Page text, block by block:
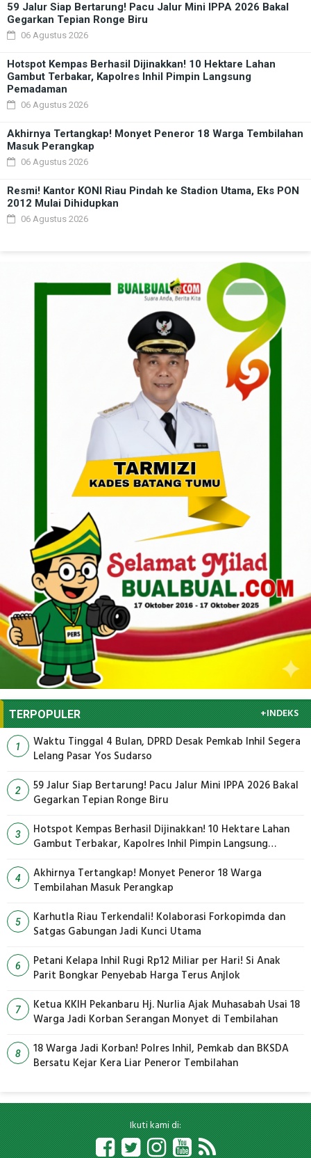
59 Jalur Siap Bertarung! Pacu Jalur Mini IPPA 2026 Bakal
Gegarkan Tepian Ronge Biru
06 Agustus 2026
Hotspot Kempas Berhasil Dijinakkan! 10 Hektare Lahan
Gambut Terbakar, Kapolres Inhil Pimpin Langsung
Pemadaman
06 Agustus 2026
Akhirnya Tertangkap! Monyet Peneror 18 Warga Tembilahan
Masuk Perangkap
06 Agustus 2026
Resmi! Kantor KONI Riau Pindah ke Stadion Utama, Eks PON
2012 Mulai Dihidupkan
06 Agustus 2026
TERPOPULER +INDEKS
1
Waktu Tinggal 4 Bulan, DPRD Desak Pemkab Inhil Segera
Lelang Pasar Yos Sudarso
2
59 Jalur Siap Bertarung! Pacu Jalur Mini IPPA 2026 Bakal
Gegarkan Tepian Ronge Biru
3
Hotspot Kempas Berhasil Dijinakkan! 10 Hektare Lahan
Gambut Terbakar, Kapolres Inhil Pimpin Langsung
4
Akhirnya Tertangkap! Monyet Peneror 18 Warga
Tembilahan Masuk Perangkap
5
Karhutla Riau Terkendali! Kolaborasi Forkopimda dan
Satgas Gabungan Jadi Kunci Utama
6
Petani Kelapa Inhil Rugi Rp12 Miliar per Hari! Si Anak
Parit Bongkar Penyebab Harga Terus Anjlok
7
Ketua KKIH Pekanbaru Hj. Nurlia Ajak Muhasabah Usai 18
Warga Jadi Korban Serangan Monyet di Tembilahan
8
18 Warga Jadi Korban! Polres Inhil, Pemkab dan BKSDA
Bersatu Kejar Kera Liar Peneror Tembilahan
Ikuti kami di: